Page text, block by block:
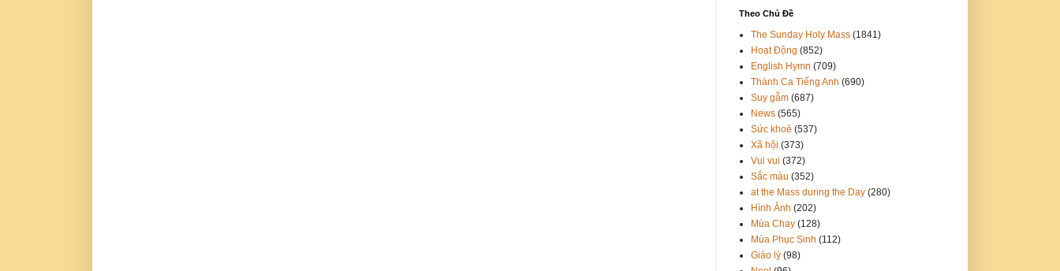
Theo Chủ Đề
The Sunday Holy Mass (1841)
Hoạt Động (852)
English Hymn (709)
Thánh Ca Tiếng Anh (690)
Suy gẫm (687)
News (565)
Sức khoẻ (537)
Xã hội (373)
Vui vui (372)
Sắc màu (352)
at the Mass during the Day (280)
Hình Ảnh (202)
Mùa Chay (128)
Mùa Phục Sinh (112)
Giáo lý (98)